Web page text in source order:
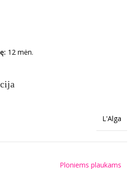
12 mėn.
L'Alga
Ploniems plaukams